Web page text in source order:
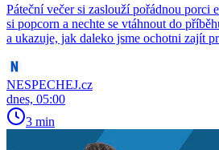
Páteční večer si zaslouží pořádnou porci
si popcorn a nechte se vtáhnout do
a ukazuje, jak daleko jsme ochotni zajít
NESPECHEJ.cz
dnes, 05:00
3 min